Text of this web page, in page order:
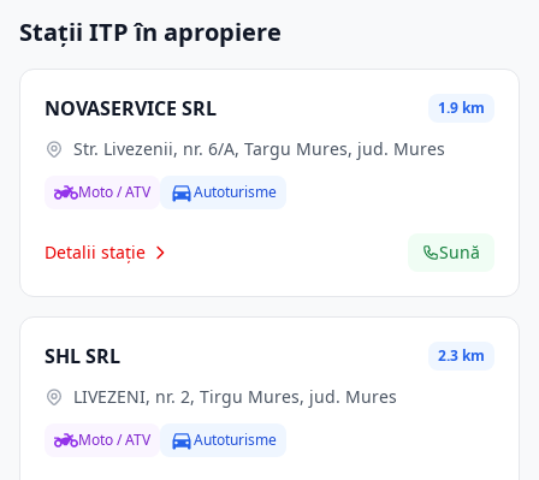
Stații ITP în apropiere
NOVASERVICE SRL 1.9 km
Str. Livezenii, nr. 6/A, Targu Mures, jud. Mures
Moto / ATV Autoturisme
Detalii stație Sună
SHL SRL 2.3 km
LIVEZENI, nr. 2, Tirgu Mures, jud. Mures
Moto / ATV Autoturisme